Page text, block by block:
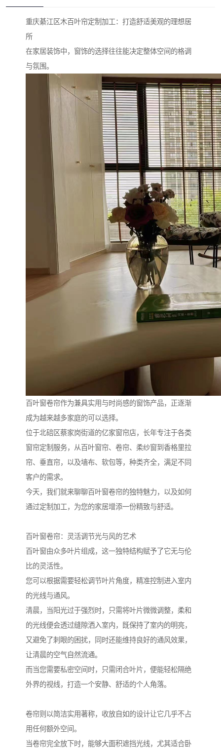
重庆綦江区木百叶帘定制加工：打造舒适美观的理想居
所
在家居装饰中，窗饰的选择往往能决定整体空间的格调
与氛围。
百叶窗卷帘作为兼具实用与时尚感的窗饰产品，正逐渐
成为越来越多家庭的可以选择。
位于北碚区蔡家岗街道的亿家窗帘店，长年专注于各类
窗帘定制服务，从百叶窗帘、卷帘、柔纱窗到香格里拉
帘、垂直帘，以及墙布、软包等，种类齐全，满足不同
客户的需求。
今天，我们就来聊聊百叶窗卷帘的独特魅力，以及如何
通过定制加工，为您的家居增添一份精致与舒适。
百叶窗卷帘：灵活调节光与风的艺术
百叶窗由众多叶片组成，这一独特结构赋予了它无与伦
比的灵活性。
您可以根据需要轻松调节叶片角度，精准控制进入室内
的光线与通风。
清晨，当阳光过于强烈时，只需将叶片微微调整，柔和
的光线便会透过缝隙洒入室内，既保持了室内的明亮，
又避免了刺眼的困扰，同时还能维持良好的通风效果，
让清晨的空气自然流通。
而当您需要私密空间时，只需闭合叶片，便能轻松隔绝
外界的视线，打造一个安静、舒适的个人角落。
卷帘则以简洁实用著称，收放自如的设计让它几乎不占
用任何额外空间。
当卷帘完全放下时，能够大面积遮挡光线，尤其适合卧